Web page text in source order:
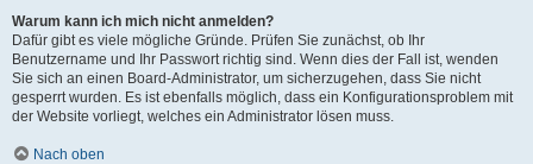
Warum kann ich mich nicht anmelden?
Dafür gibt es viele mögliche Gründe. Prüfen Sie zunächst, ob Ihr
Benutzername und Ihr Passwort richtig sind. Wenn dies der Fall ist, wenden
Sie sich an einen Board-Administrator, um sicherzugehen, dass Sie nicht
gesperrt wurden. Es ist ebenfalls möglich, dass ein Konfigurationsproblem mit
der Website vorliegt, welches ein Administrator lösen muss.
Nach oben